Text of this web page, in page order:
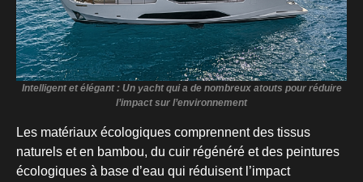
Intelligent et élégant : Un yacht qui a de nombreux atouts pour réduire
l’impact sur l’environnement
Les matériaux écologiques comprennent des tissus
naturels et en bambou, du cuir régénéré et des peintures
écologiques à base d’eau qui réduisent l’impact